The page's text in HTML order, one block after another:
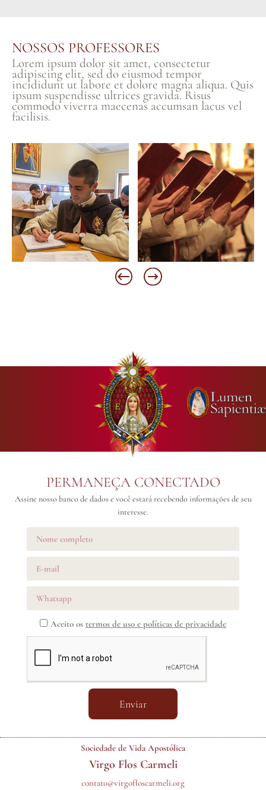
NOSSOS PROFESSORES
Lorem ipsum dolor sit amet, consectetur
adipiscing elit, sed do eiusmod tempor
incididunt ut labore et dolore magna aliqua. Quis
ipsum suspendisse ultrices gravida. Risus
commodo viverra maecenas accumsan lacus vel
facilisis.
PERMANEÇA CONECTADO
Assine nosso banco de dados e você estará recebendo informações de seu
interesse.
Aceito os termos de uso e políticas de privacidade
Enviar
Sociedade de Vida Apostólica
Virgo Flos Carmeli
contato@virgofloscarmeli.org